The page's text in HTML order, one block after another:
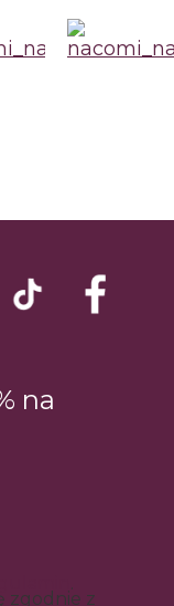
na
.
zgodnie z